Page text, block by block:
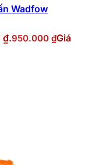
Wadfow
₫.950.000 ₫Giá